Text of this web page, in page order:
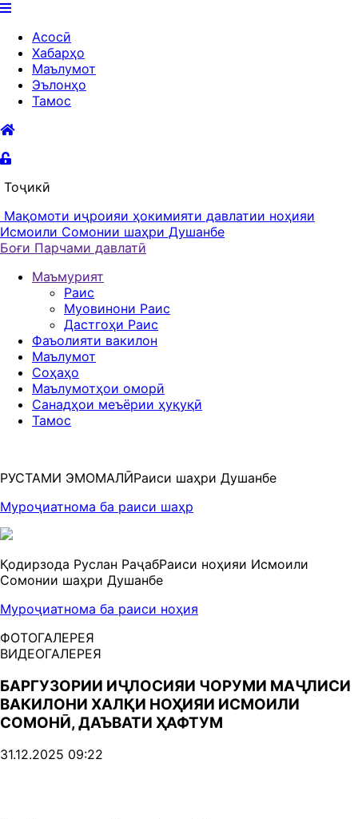
Асосӣ
Хабарҳо
Маълумот
Эълонҳо
Тамос
Тоҷикӣ
Мақомоти иҷроияи ҳокимияти давлатии ноҳияи
Исмоили Сомонии шаҳри Душанбе
Боғи Парчами давлатӣ
Маъмурият
Раис
Муовинони Раис
Дастгоҳи Раис
Фаъолияти вакилон
Маълумот
Соҳаҳо
Маълумотҳои оморӣ
Санадҳои меъёрии ҳуқуқӣ
Тамос
РУСТАМИ ЭМОМАЛӢРаиси шаҳри Душанбе
Муроҷиатнома ба раиси шаҳр
Қодирзода Руслан РаҷабРаиси ноҳияи Исмоили
Сомонии шаҳри Душанбе
Муроҷиатнома ба раиси ноҳия
ФОТОГАЛЕРЕЯ
ВИДЕОГАЛЕРЕЯ
БАРГУЗОРИИ ИҶЛОСИЯИ ЧОРУМИ МАҶЛИСИ
ВАКИЛОНИ ХАЛҚИ НОҲИЯИ ИСМОИЛИ
СОМОНӢ, ДАЪВАТИ ҲАФТУМ
31.12.2025 09:22